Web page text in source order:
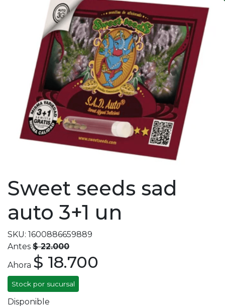
Sweet seeds sad
auto 3+1 un
SKU: 1600886659889
Antes $ 22.000
Ahora $ 18.700
Stock por sucursal
Disponible